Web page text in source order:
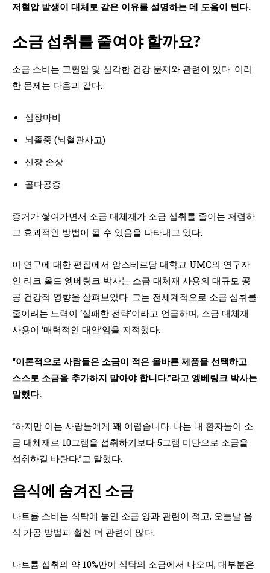
저혈압 발생이 대체로 같은 이유를 설명하는 데 도움이 된다.
소금 섭취를 줄여야 할까요?
소금 소비는 고혈압 및 심각한 건강 문제와 관련이 있다. 이러
한 문제는 다음과 같다:
심장마비
뇌졸중 (뇌혈관사고)
신장 손상
골다공증
증거가 쌓여가면서 소금 대체재가 소금 섭취를 줄이는 저렴하
고 효과적인 방법이 될 수 있음을 나타내고 있다.
이 연구에 대한 편집에서 암스테르담 대학교 UMC의 연구자
인 리크 올드 엥베링크 박사는 소금 대체재 사용의 대규모 공
공 건강적 영향을 살펴보았다. 그는 전세계적으로 소금 섭취를
줄이려는 노력이 ‘실패한 전략’이라고 언급하며, 소금 대체재
사용이 ‘매력적인 대안’임을 지적했다.
“이론적으로 사람들은 소금이 적은 올바른 제품을 선택하고
스스로 소금을 추가하지 말아야 합니다.”라고 엥베링크 박사는
말했다.
“하지만 이는 사람들에게 꽤 어렵습니다. 나는 내 환자들이 소
금 대체재로 10그램을 섭취하기보다 5그램 미만으로 소금을
섭취하길 바란다.”고 말했다.
음식에 숨겨진 소금
나트륨 소비는 식탁에 놓인 소금 양과 관련이 적고, 오늘날 음
식 가공 방법과 훨씬 더 관련이 많다.
나트륨 섭취의 약 10%만이 식탁의 소금에서 나오며, 대부분은